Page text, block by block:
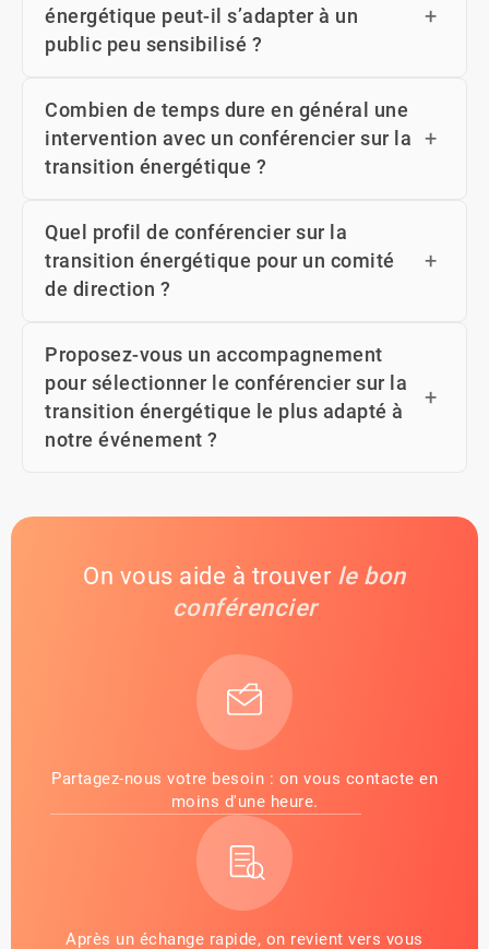
énergétique peut-il s’adapter à un
public peu sensibilisé ?
Combien de temps dure en général une
intervention avec un conférencier sur la
transition énergétique ?
Quel profil de conférencier sur la
transition énergétique pour un comité
de direction ?
Proposez-vous un accompagnement
pour sélectionner le conférencier sur la
transition énergétique le plus adapté à
notre événement ?
On vous aide à trouver le bon
conférencier
Partagez-nous votre besoin : on vous contacte en
moins d'une heure.
Après un échange rapide, on revient vers vous